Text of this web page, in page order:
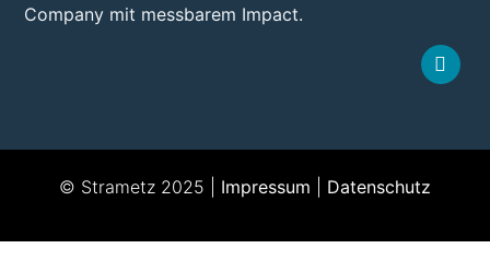
Company mit messbarem Impact.
© Strametz 2025 | Impressum Datenschutz